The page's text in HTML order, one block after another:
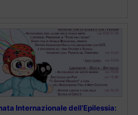
Internazionale dell’Epilessia: